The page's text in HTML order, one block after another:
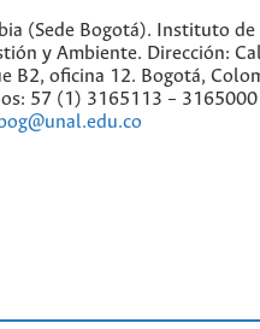
(Sede Bogotá). Instituto de
y Ambiente. Dirección:
B2, oficina 12. Bogotá,
57 (1) 3165113 –